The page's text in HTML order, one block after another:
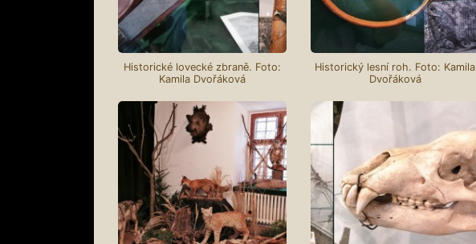
Historické lovecké zbraně. Foto:
Kamila Dvořáková
Historický lesní roh. Foto: Kamila
Dvořáková